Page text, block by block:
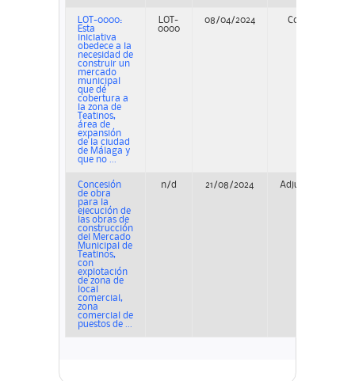
LOT-0000:
Esta
iniciativa
obedece a la
necesidad de
construir un
mercado
municipal
que dé
cobertura a
la zona de
Teatinos,
área de
expansión
de la ciudad
de Málaga y
que no ...
LOT-
0000
08/04/2024 Concurso
Concesión
de obra
para la
ejecución de
las obras de
construcción
del Mercado
Municipal de
Teatinos,
con
explotación
de zona de
local
comercial,
zona
comercial de
puestos de ...
n/d 21/08/2024 Adjudicación